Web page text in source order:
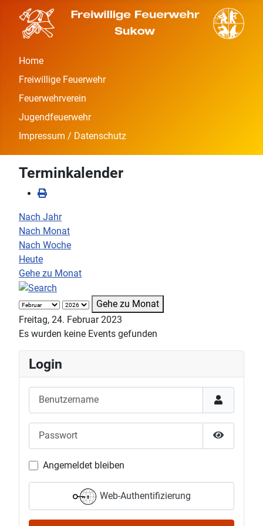
Home
Freiwillige Feuerwehr
Feuerwehrverein
Jugendfeuerwehr
Impressum / Datenschutz
Terminkalender
Nach Jahr
Nach Monat
Nach Woche
Heute
Gehe zu Monat
Gehe zu Monat
Freitag, 24. Februar 2023
Es wurden keine Events gefunden
Login
Passwort
Passwort
Angemeldet bleiben
Web-Authentifizierung